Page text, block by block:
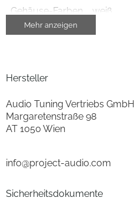
Gehäuse-Farben weiß
Ausstattung & Technik
Riemenantrieb
Mehr anzeigen
Hersteller
Audio Tuning Vertriebs GmbH
Margaretenstraße 98
AT 1050 Wien
info@project-audio.com
Sicherheitsdokumente